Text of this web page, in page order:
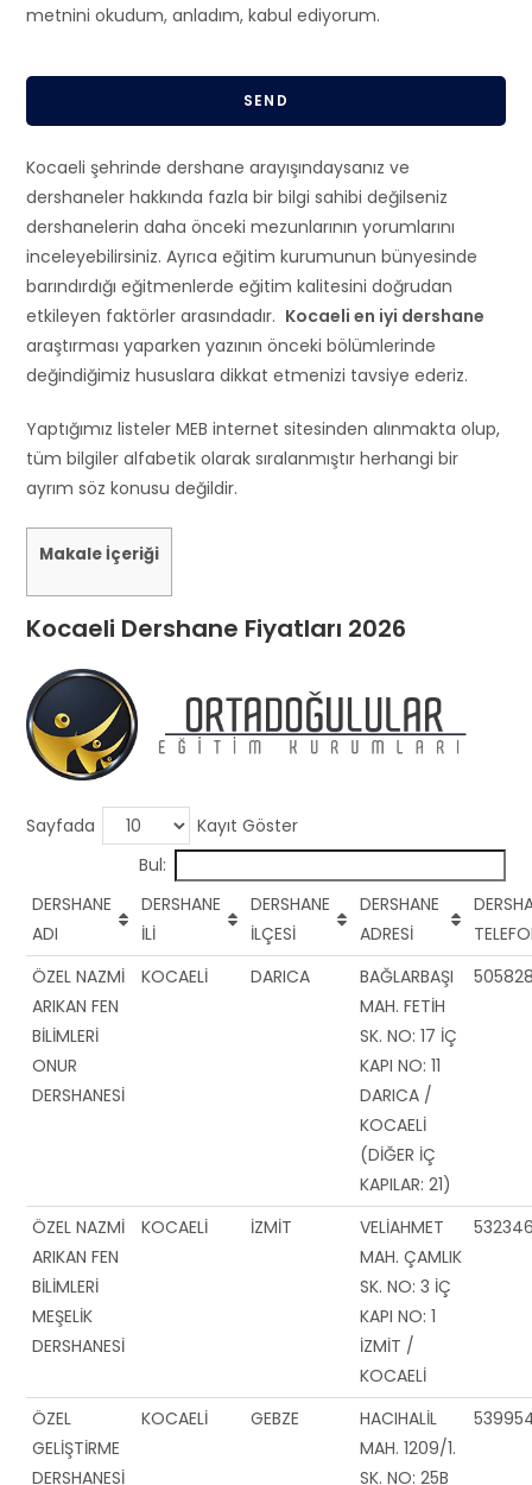
metnini okudum, anladım, kabul ediyorum.
SEND
T
h
i
s
f
i
e
l
s
h
o
b
e
e
f
t
k
Kocaeli şehrinde dershane arayışındaysanız ve
dershaneler hakkında fazla bir bilgi sahibi değilseniz
dershanelerin daha önceki mezunlarının yorumlarını
inceleyebilirsiniz. Ayrıca eğitim kurumunun bünyesinde
barındırdığı eğitmenlerde eğitim kalitesini doğrudan
etkileyen faktörler arasındadır. Kocaeli en iyi dershane
araştırması yaparken yazının önceki bölümlerinde
değindiğimiz hususlara dikkat etmenizi tavsiye ederiz.
Yaptığımız listeler MEB internet sitesinden alınmakta olup,
tüm bilgiler alfabetik olarak sıralanmıştır herhangi bir
ayrım söz konusu değildir.
Makale İçeriği
Kocaeli Dershane Fiyatları 2026
Sayfada
Kayıt Göster
Bul:
DERSHANE
ADI
DERSHANE
İLİ
DERSHANE
İLÇESİ
DERSHANE
ADRESİ
ÖZEL NAZMİ
ARIKAN FEN
BİLİMLERİ
ONUR
DERSHANESİ
KOCAELİ DARICA
BAĞLARBAŞI
MAH. FETİH
SK. NO: 17 İÇ
KAPI NO: 11
DARICA /
KOCAELİ
(DİĞER İÇ
KAPILAR: 21)
ÖZEL NAZMİ
ARIKAN FEN
BİLİMLERİ
MEŞELİK
DERSHANESİ
KOCAELİ İZMİT
VELİAHMET
MAH. ÇAMLIK
SK. NO: 3 İÇ
KAPI NO: 1
İZMİT /
KOCAELİ
ÖZEL
GELİŞTİRME
DERSHANESİ
KOCAELİ GEBZE
HACIHALİL
MAH. 1209/1.
SK. NO: 25B